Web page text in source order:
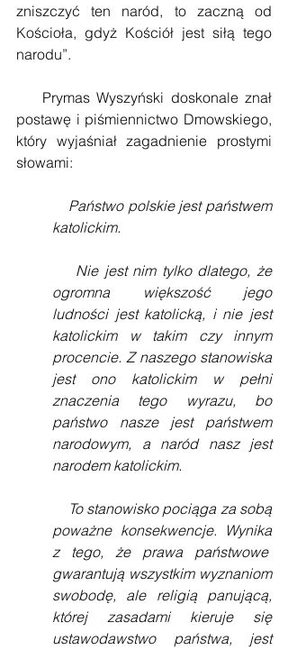
zniszczyć ten naród, to zaczną od
Kościoła, gdyż Kościół jest siłą tego
narodu”.
Prymas Wyszyński doskonale znał
postawę i piśmiennictwo Dmowskiego,
który wyjaśniał zagadnienie prostymi
słowami:
Państwo polskie jest państwem
katolickim.
Nie jest nim tylko dlatego, że
ogromna większość jego
ludności jest katolicką, i nie jest
katolickim w takim czy innym
procencie. Z naszego stanowiska
jest ono katolickim w pełni
znaczenia tego wyrazu, bo
państwo nasze jest państwem
narodowym, a naród nasz jest
narodem katolickim.
To stanowisko pociąga za sobą
poważne konsekwencje. Wynika
z tego, że prawa państwowe
gwarantują wszystkim wyznaniom
swobodę, ale religią panującą,
której zasadami kieruje się
ustawodawstwo państwa, jest